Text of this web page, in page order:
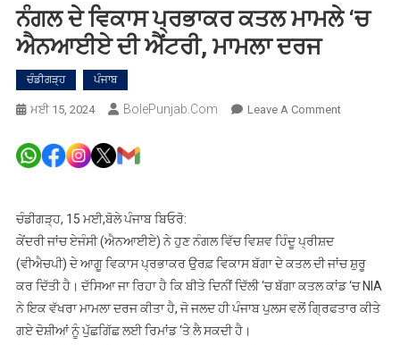
ਨੰਗਲ ਦੇ ਵਿਕਾਸ ਪ੍ਰਭਾਕਰ ਕਤਲ ਮਾਮਲੇ ‘ਚ
ਐਨਆਈਏ ਦੀ ਐਂਟਰੀ, ਮਾਮਲਾ ਦਰਜ
ਚੰਡੀਗੜ੍ਹ ਪੰਜਾਬ
ਮਈ 15, 2024 BolePunjab.com Leave A CommentOn
ਐਨਆਈਏ
ਦੀ
ਐਂਟਰੀ,
ਚੰਡੀਗੜ੍ਹ, 15 ਮਈ,ਬੋਲੇ ਪੰਜਾਬ ਬਿਓਰੋ:
ਕੇਂਦਰੀ ਜਾਂਚ ਏਜੰਸੀ (ਐਨਆਈਏ) ਨੇ ਹੁਣ ਨੰਗਲ ਵਿੱਚ ਵਿਸ਼ਵ ਹਿੰਦੂ ਪ੍ਰੀਸ਼ਦ
(ਵੀਐਚਪੀ) ਦੇ ਆਗੂ ਵਿਕਾਸ ਪ੍ਰਭਾਕਰ ਉਰਫ਼ ਵਿਕਾਸ ਬੱਗਾ ਦੇ ਕਤਲ ਦੀ ਜਾਂਚ ਸ਼ੁਰੂ
ਕਰ ਦਿੱਤੀ ਹੈ। ਦੱਸਿਆ ਜਾ ਰਿਹਾ ਹੈ ਕਿ ਬੀਤੇ ਦਿਨੀਂ ਦਿੱਲੀ ‘ਚ ਬੱਗਾ ਕਤਲ ਕਾਂਡ ‘ਚ NIA
ਨੇ ਇਕ ਵੱਖਰਾ ਮਾਮਲਾ ਦਰਜ ਕੀਤਾ ਹੈ, ਜੋ ਜਲਦ ਹੀ ਪੰਜਾਬ ਪੁਲਸ ਵਲੋਂ ਗ੍ਰਿਫਤਾਰ ਕੀਤੇ
ਗਏ ਦੋਸ਼ੀਆਂ ਨੂੰ ਪੁੱਛਗਿੱਛ ਲਈ ਰਿਮਾਂਡ ‘ਤੇ ਲੈ ਸਕਦੀ ਹੈ।